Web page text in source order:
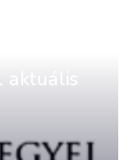
aktuális